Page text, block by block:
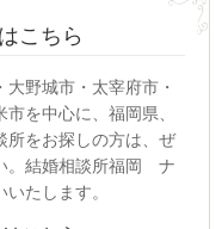
こちら
野城市・太宰府市・
を中心に、福岡県、
所をお探しの方は、ぜ
。結婚相談所福岡 ナ
たします。